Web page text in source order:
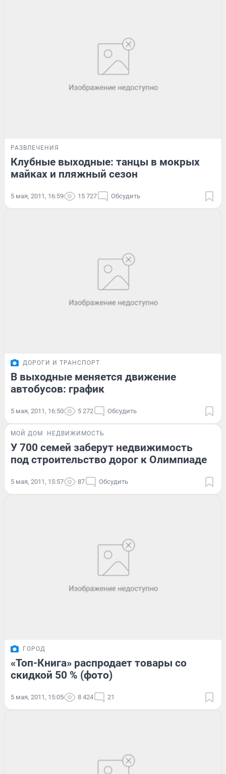
РАЗВЛЕЧЕНИЯ
Клубные выходные: танцы в мокрых
майках и пляжный сезон
5 мая, 2011, 16:59 15 727 Обсудить
ДОРОГИ И ТРАНСПОРТ
В выходные меняется движение
автобусов: график
5 мая, 2011, 16:50 5 272 Обсудить
МОЙ ДОМ НЕДВИЖИМОСТЬ
У 700 семей заберут недвижимость
под строительство дорог к Олимпиаде
5 мая, 2011, 15:57 87 Обсудить
ГОРОД
«Топ-Книга» распродает товары со
скидкой 50 % (фото)
5 мая, 2011, 15:05 8 424 21